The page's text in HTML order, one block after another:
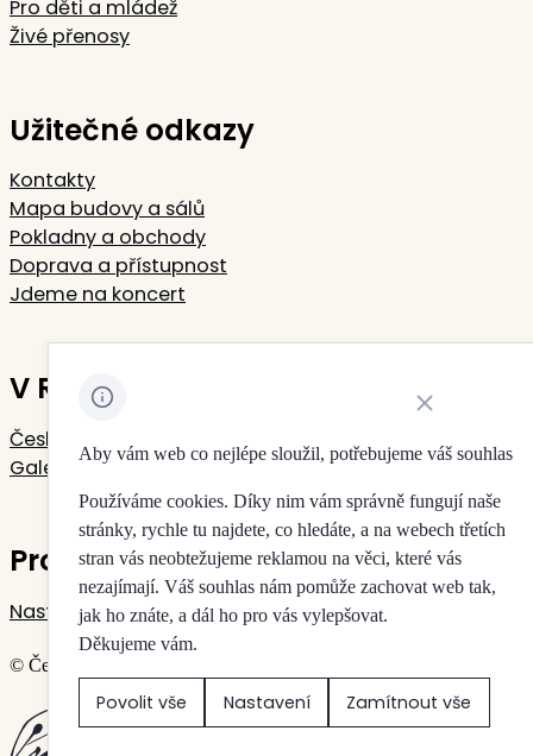
Pro děti a mládež
Živé přenosy
Užitečné odkazy
Kontakty
Mapa budovy a sálů
Pokladny a obchody
Doprava a přístupnost
Jdeme na koncert
V Rudolfinu sídlí
Česká filharmonie
Galerie Rudolfinum
Pro vaše soukromí
Nastavení cookies
© Česká filharmonie & Galerie Rudolfinum
Vytvořilo
Aby vám web co nejlépe sloužil, potřebujeme váš souhlas
Používáme cookies. Díky nim vám správně fungují naše
stránky, rychle tu najdete, co hledáte, a na webech třetích
stran vás neobtežujeme reklamou na věci, které vás
nezajímají. Váš souhlas nám pomůže zachovat web tak,
jak ho znáte, a dál ho pro vás vylepšovat.
Děkujeme vám.
Povolit vše Nastavení Zamítnout vše
Zavřít oznámení